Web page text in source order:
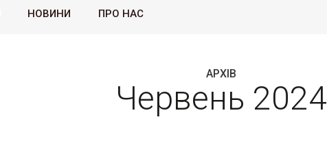
НОВИНИ ПРО НАС
АРХІВ
Червень 2024